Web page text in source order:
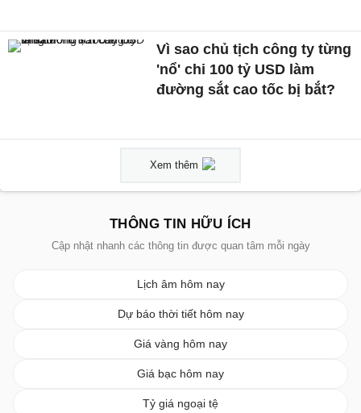
Vì sao chủ tịch công ty từng
'nổ' chi 100 tỷ USD làm
đường sắt cao tốc bị bắt?
Xem thêm
THÔNG TIN HỮU ÍCH
Cập nhật nhanh các thông tin được quan tâm mỗi ngày
Lịch âm hôm nay
Dự báo thời tiết hôm nay
Giá vàng hôm nay
Giá bạc hôm nay
Tỷ giá ngoại tệ